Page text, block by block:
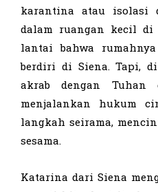
karantina atau isolasi
dalam ruangan kecil
lantai bahwa
berdiri di Siena. Tapi,
akrab dengan Tuhan
menjalankan hukum
langkah seirama,
sesama.
Katarina dari Siena